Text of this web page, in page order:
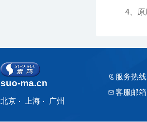
4、原
suo-ma.cn
北京 上海 广州
服务热
客服邮